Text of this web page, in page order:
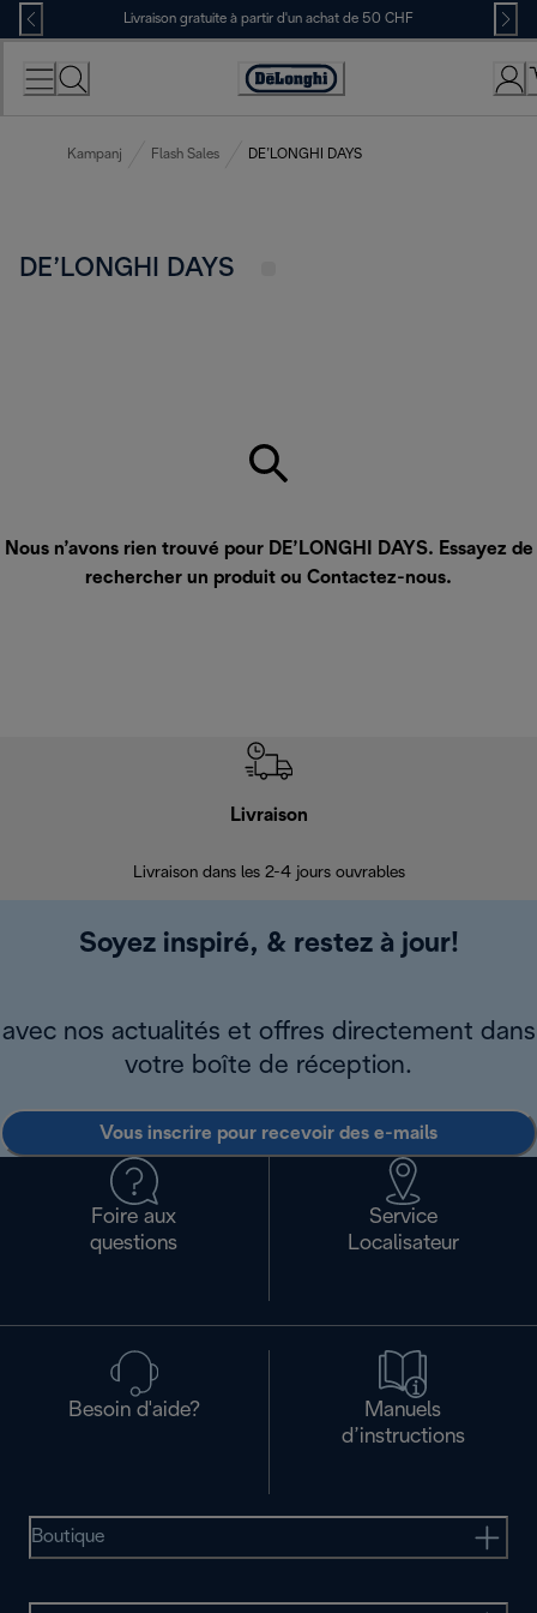
Skip
to
Content
Livraison gratuite à partir d'un achat de 50 CHF
Déclaration
Kampanj Flash Sales DE’LONGHI DAYS
DE’LONGHI DAYS
Nous n’avons rien trouvé pour DE’LONGHI DAYS. Essayez de
rechercher un produit ou Contactez-nous.
Livraison
Livraison dans les 2-4 jours ouvrables
Soyez inspiré, & restez à jour!
avec nos actualités et offres directement dans
votre boîte de réception.
Vous inscrire pour recevoir des e-mails
Foire aux
questions
Service
Localisateur
Besoin d'aide?
Manuels
d’instructions
Boutique